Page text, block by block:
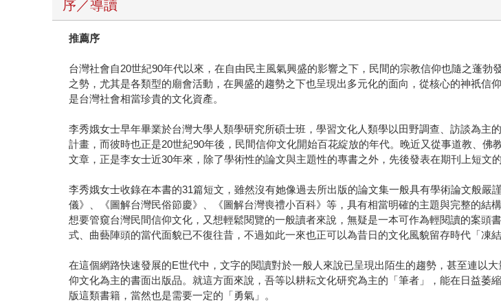
序／導讀
推薦序
台灣社會自20世紀90年代以來，在自由民主風氣興盛的影響之下，民間的宗教信仰也隨之蓬
之勢，尤其是各類型的廟會活動，在興盛的趨勢之下也呈現出多元化的面向，從核心的神祇
是台灣社會相當珍貴的文化資產。
李秀娥女士早年畢業於台灣大學人類學研究所碩士班，學習文化人類學以田野調查、訪談為
計畫，而彼時也正是20世紀90年後，民間信仰文化開始百花綻放的年代。晚近又從事道教、
文章，正是李女士近30年來，除了學術性的論文與主題性的專書之外，先後發表在期刊上短文的
李秀娥女士收錄在本書的31篇短文，雖然沒有她像過去所出版的論文集一般具有學術論文般
儀》、《圖解台灣民俗節慶》、《圖解台灣喪禮小百科》等，具有相當明確的主題與完整的
想要管窺台灣民間信仰文化，又想輕鬆閱覽的一般讀者來說，無疑是一本可作為輕閱讀的案
式、曲藝陣頭的當代面貌已不復往昔，不過如此一來也正可以為昔日的文化風貌留存時代「凍
在這個網路快速發展的E世代中，文字的閱讀對於一般人來說已呈現出陌生的趨勢，甚至連以
仰文化為主的書面出版品。就這方面來說，吾等以耕耘文化研究為主的「筆者」，能在日益
版這類書籍，當然也是需要一定的「勇氣」。